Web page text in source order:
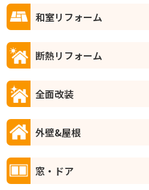
和室リフォーム
断熱リフォーム
全面改装
外壁&屋根
窓・ドア